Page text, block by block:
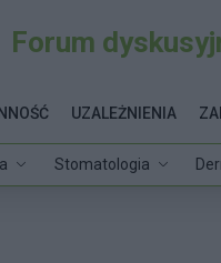
Forum
Stomatologia
UZALEŻNIENIA